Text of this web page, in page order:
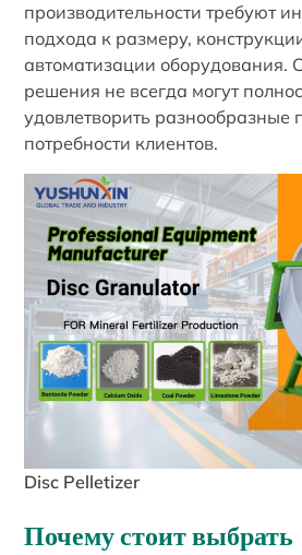
производительности требуют
подхода к размеру,
автоматизации оборудования.
решения не всегда могут
удовлетворить разнообразные
потребности клиентов.
Disc Pelletizer
Почему стоит выбрать